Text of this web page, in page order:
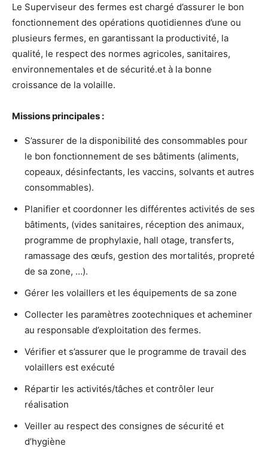
Le Superviseur des fermes est chargé d’assurer le bon
fonctionnement des opérations quotidiennes d’une ou
plusieurs fermes, en garantissant la productivité, la
qualité, le respect des normes agricoles, sanitaires,
environnementales et de sécurité.et à la bonne
croissance de la volaille.
Missions principales :
S’assurer de la disponibilité des consommables pour
le bon fonctionnement de ses bâtiments (aliments,
copeaux, désinfectants, les vaccins, solvants et autres
consommables).
Planifier et coordonner les différentes activités de ses
bâtiments, (vides sanitaires, réception des animaux,
programme de prophylaxie, hall otage, transferts,
ramassage des œufs, gestion des mortalités, propreté
de sa zone, …).
Gérer les volaillers et les équipements de sa zone
Collecter les paramètres zootechniques et acheminer
au responsable d’exploitation des fermes.
Vérifier et s’assurer que le programme de travail des
volaillers est exécuté
Répartir les activités/tâches et contrôler leur
réalisation
Veiller au respect des consignes de sécurité et
d’hygiène